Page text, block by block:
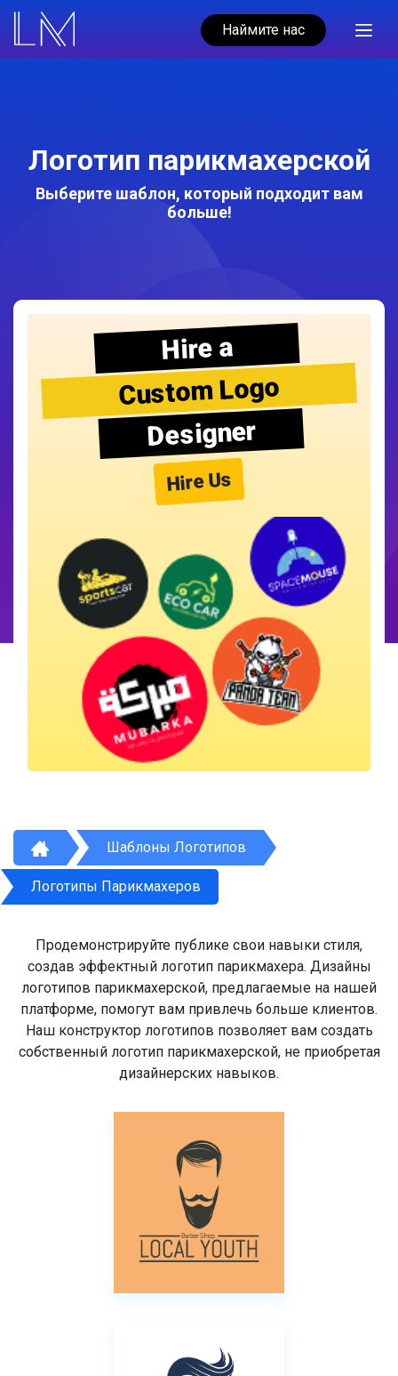
Наймите нас
Логотип парикмахерской
Выберите шаблон, который подходит вам
больше!
Hire a
Custom Logo
Designer
Hire Us
Шаблоны Логотипов
Логотипы Парикмахеров
Продемонстрируйте публике свои навыки стиля,
создав эффектный логотип парикмахера. Дизайны
логотипов парикмахерской, предлагаемые на нашей
платформе, помогут вам привлечь больше клиентов.
Наш конструктор логотипов позволяет вам создать
собственный логотип парикмахерской, не приобретая
дизайнерских навыков.